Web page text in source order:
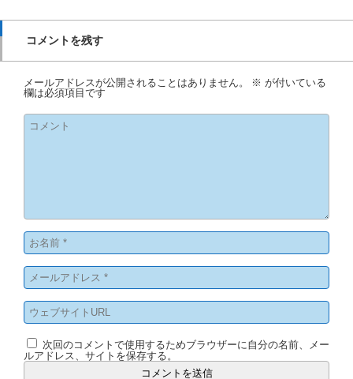
コメントを残す
メールアドレスが公開されることはありません。 ※ が付いている
欄は必須項目です
次回のコメントで使用するためブラウザーに自分の名前、メー
ルアドレス、サイトを保存する。